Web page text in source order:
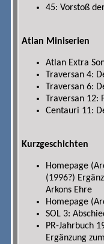
45: Vorstoß
Atlan Miniserien
Atlan Extra
Traversan 4:
Traversan 6:
Traversan 12:
Centauri 11:
Kurzgeschichten
Homepage
(1996?)
Arkons Ehre
Homepage
SOL 3:
PR-Jahrbuch
Ergänzung